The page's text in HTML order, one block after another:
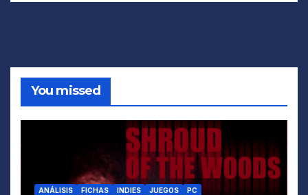
You missed
ANÁLISIS FICHAS INDIES JUEGOS PC